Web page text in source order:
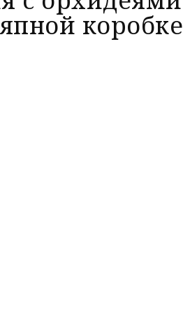
коробке